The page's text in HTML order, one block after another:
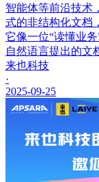
智能体等前沿技术
式的非结构化文档
它像一位“读懂业
自然语言提出的文
来也科技
·
2025-09-25